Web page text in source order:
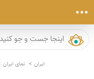
ایران نمای ایران